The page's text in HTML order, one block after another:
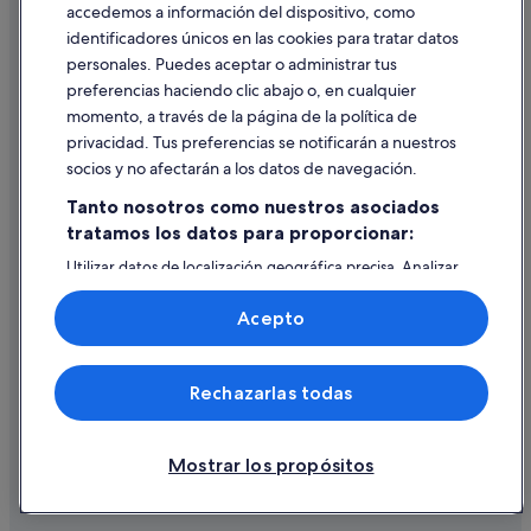
Hoteles que aceptan mascotas en Rojales
Hoteles con gimnasio en Rojales
Hoteles baratos en Rojales
Ayuda
Cancelar un vuelo
Cancelar una reserva de hotel o de un alquiler vacacional
Utilizar un cupón de Expedia
Documentos para viajes internacionales
© 2026 Expedia, Inc., una empresa de Expedia Group. Todos los
derechos reservados. Expedia y el logotipo de Expedia son marcas
comerciales o marcas comerciales registradas de Expedia, Inc.
accedemos a información del dispositivo, como
identificadores únicos en las cookies para tratar datos
personales. Puedes aceptar o administrar tus
preferencias haciendo clic abajo o, en cualquier
momento, a través de la página de la política de
privacidad. Tus preferencias se notificarán a nuestros
socios y no afectarán a los datos de navegación.
Tanto nosotros como nuestros asociados
tratamos los datos para proporcionar:
Utilizar datos de localización geográfica precisa. Analizar
activamente las características del dispositivo para su
identificación. Almacenar la información en un dispositivo
y/o acceder a ella. Publicidad y contenido personalizados,
medición de publicidad y contenido, investigación de
audiencia y desarrollo de servicios.
Lista de asociados (proveedores)
Mostrar los propósitos
Rechazarlas todas
Acepto